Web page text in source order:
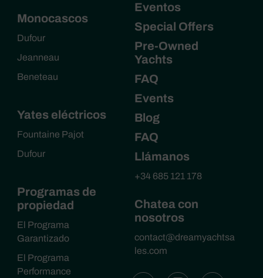
Monocascos
Dufour
Jeanneau
Beneteau
Yates eléctricos
Fountaine Pajot
Dufour
Programas de
propiedad
El Programa
Garantizado
El Programa
Performance
Eventos
Special Offers
Pre-Owned
Yachts
FAQ
Events
Blog
FAQ
Llámanos
+34 685 121 178
Chatea con
nosotros
contact@dreamyachtsa
les.com